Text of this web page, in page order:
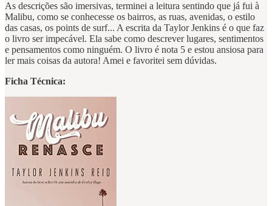
As descrições são imersivas, terminei a leitura sentindo que já fui à
Malibu, como se conhecesse os bairros, as ruas, avenidas, o estilo
das casas, os points de surf... A escrita da Taylor Jenkins é o que faz
o livro ser impecável. Ela sabe como descrever lugares, sentimentos
e pensamentos como ninguém. O livro é nota 5 e estou ansiosa para
ler mais coisas da autora! Amei e favoritei sem dúvidas.
Ficha Técnica: